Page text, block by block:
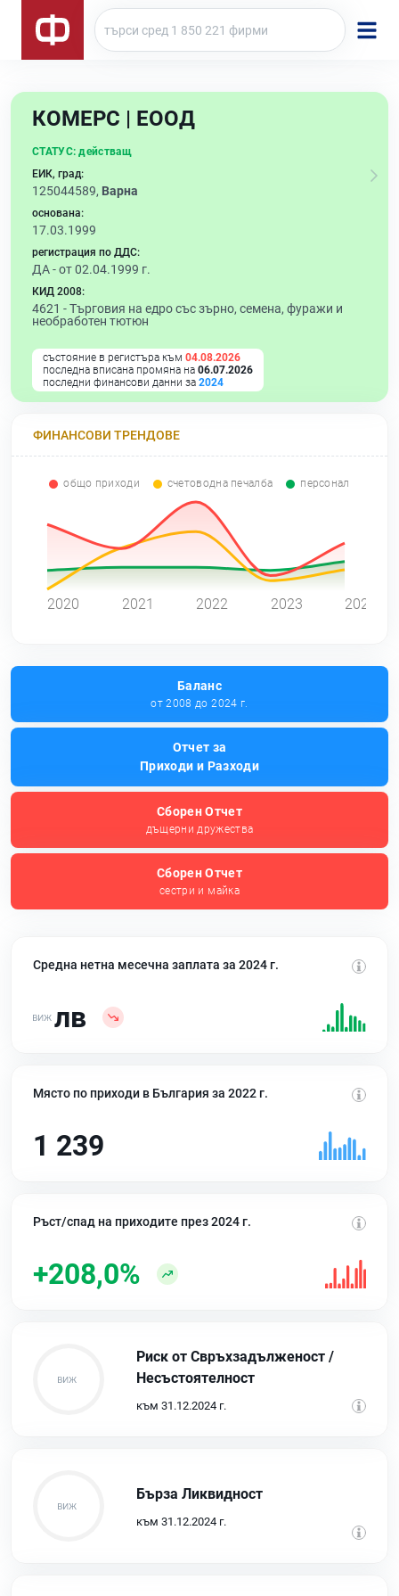
КОМЕРС | ЕООД
СТАТУС: действащ
ЕИК, град:
125044589, Варна
основана:
17.03.1999
регистрация по ДДС:
ДА - от 02.04.1999 г.
КИД 2008:
4621 -Търговия на едро със зърно, семена, фуражи и
необработен тютюн
състояние в регистъра към 04.08.2026
последна вписана промяна на 06.07.2026
последни финансови данни за 2024
ФИНАНСОВИ ТРЕНДОВЕ
общо приходи счетоводна печалба персонал
2020 2021 2022 2023 2024
Баланс
от 2008 до 2024 г.
Отчет за
Приходи и Разходи
Сборен Отчет
дъщерни дружества
Сборен Отчет
сестри и майка
Средна нетна месечна заплата за 2024 г.
лв
Място по приходи в България за 2022 г.
1 239
Ръст/спад на приходите през 2024 г.
+208,0%
Риск от Свръхзадълженост /
Несъстоятелност
към 31.12.2024 г.
Бърза Ликвидност
към 31.12.2024 г.